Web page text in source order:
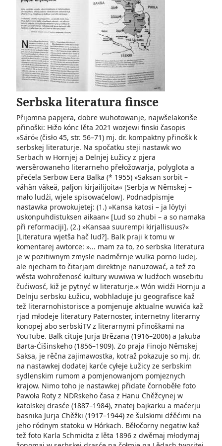
Serbska literatura finsce
Přijomna papjera, dobre wuhotowanje, najwšelakoriše
přinoški: Hižo kónc lěta 2021 wozjewi finski časopis
»Särö« (čisło 45, str. 56–71) mj. dr. kompaktny přinošk k
serbskej literaturje. Na spočatku steji nastawk wo
Serbach w Hornjej a Delnjej Łužicy z pjera
wersěrowaneho literarneho přełožowarja, polyglota a
přećela Serbow Eera Balka (* 1955) »Saksan sorbit –
vähän väkeä, paljon kirjailijoita« [Serbja w Němskej –
mało ludźi, wjele spisowaćelow]. Podnadpismje
nastawka prowokujetej: (1.) »Kansa katosi – ja löytyi
uskonpuhdistuksen ­aikaan« [Lud so zhubi – a so namaka
při reformaciji], (2.) »Kansaa suurempi kirjallisuus?«
[Literatura wjetša hač lud?]. Balk praji k tomu w
komentarej awtorce: »... mam za to, zo serbska literatura
je w pozitiwnym zmysle nadměrnje wulka porno ludej,
ale njecham to čitarjam direktnje nanuzować, a tež zo
wěsta wohroženosć kultury wuwiwa w ludźoch wosebitu
čućiwosć, kiž je pytnyć w literaturje.« Wón widźi Hornju a
Delnju serbsku Łužicu, wobhladuje ju geografisce kaž
tež literarnohistorisce a pomjenuje aktualne wuwića kaž
rjad młodeje literatury Paternoster, internetny literarny
konopej abo serbskiTV z literarnymi přinoškami na
YouTube. Balk cituje Jurja Brězana (1916–2006) a Jakuba
Barta-Ćišinskeho (1856–1909). Zo praja Finojo Němskej
Saksa, je rěčna zajimawostka, kotraž pokazuje so mj. dr.
na nastawkej dodatej karće cyłeje Łužicy ze serbskim
sydlenskim rumom a pomjenowanjom pomjeznych
krajow. Nimo toho je nastawkej přidate čornoběłe foto
Pawoła Roty z NDRskeho časa z Hanu Chěžcynej w
katolskej drasće (1887–1984), znatej bajkarku a maćerju
basnika Jurja Chěžki (1917–1944) ze šulskimi dźěćimi na
jeho ródnym statoku w Hórkach. Běłočorny negatiw kaž
tež foto Karla Schmidta z lěta 1896 z dwěmaj młodymaj